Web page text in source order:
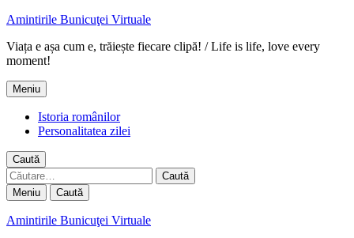
Amintirile Bunicuţei Virtuale
Viața e așa cum e, trăiește fiecare clipă! / Life is life, love every
moment!
Meniu
Istoria românilor
Personalitatea zilei
Caută
Caută
după:
Meniu Caută
Amintirile Bunicuţei Virtuale